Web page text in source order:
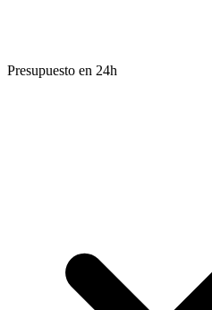
Presupuesto en 24h